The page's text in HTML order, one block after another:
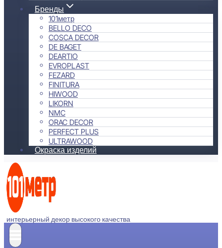
Бренды
101метр
BELLO DECO
COSCA DECOR
DE BAGET
DEARTIO
EVROPLAST
FEZARD
FINITURA
HIWOOD
LIKORN
NMC
ORAC DECOR
PERFECT PLUS
ULTRAWOOD
Окраска изделий
интерьерный декор высокого качества